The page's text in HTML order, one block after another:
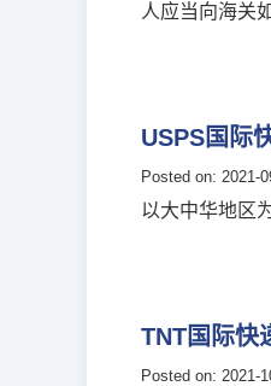
人应当向海关
USPS国际
Posted on: 2021-
以大中华地区
TNT国际快
Posted on: 2021-